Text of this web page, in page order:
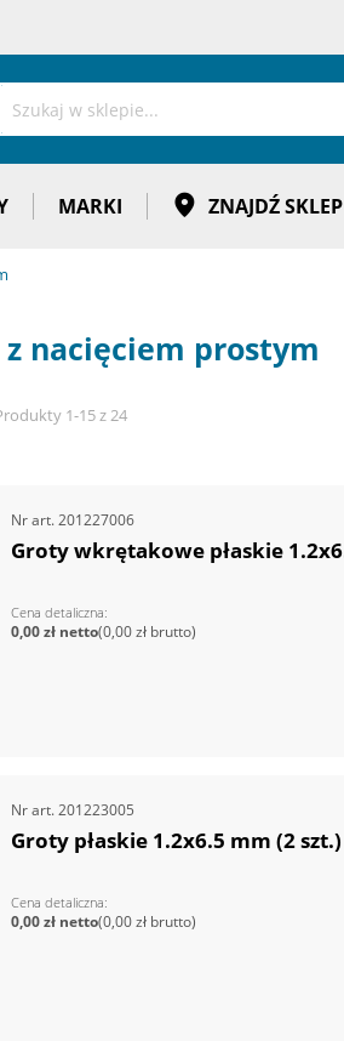
Szukaj
MARKI ZNAJDŹ SKLEP
nacięciem prostym
1-15z24
Nr art. 201227006
Groty wkrętakowe płaskie
Cena detaliczna
0,00 zł
0,00 zł
Nr art. 201223005
Groty płaskie 1.2x6.5 mm (2 szt.)
Cena detaliczna
0,00 zł
0,00 zł